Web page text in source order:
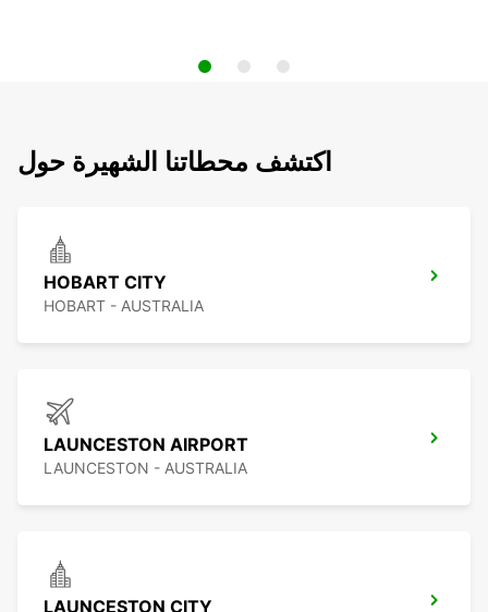
اكتشف محطاتنا الشهيرة حول
HOBART CITY
HOBART - AUSTRALIA
LAUNCESTON AIRPORT
LAUNCESTON - AUSTRALIA
LAUNCESTON CITY